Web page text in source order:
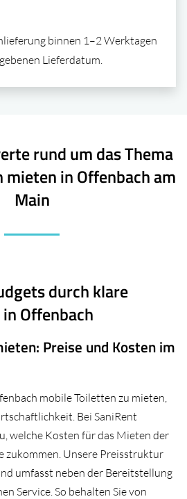
binnen 1–2 Werktagen
Lieferdatum.
rund um das Thema
in Offenbach am
Main
durch klare
Offenbach
Preise und Kosten im
mobile Toiletten zu mieten,
Bei SaniRent
welche Kosten für das Mieten der
zukommen. Unsere Preisstruktur
umfasst neben der Bereitstellung
Service. So behalten Sie von